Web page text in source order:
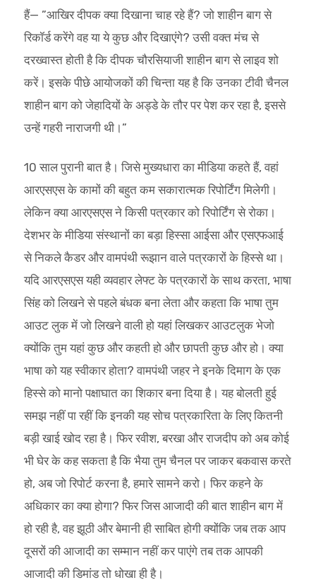
हैं— ”आखिर दीपक क्या दिखाना चाह रहे हैं? जो शाहीन बाग से
रिकॉर्ड करेंगे वह या ये कुछ और दिखाएंगे? उसी वक्त मंच से
दरख्वास्त होती है कि दीपक चौरसियाजी शाहीन बाग से लाइव शो
करें। इसके पीछे आयोजकों की चिन्ता यह है कि उनका टीवी चैनल
शाहीन बाग को जेहादियों के अड्डे के तौर पर पेश कर रहा है, इससे
उन्हें गहरी नाराजगी थी।”
10 साल पुरानी बात है। जिसे मुख्यधारा का मीडिया कहते हैं, वहां
आरएसएस के कामों की बहुत कम सकारात्मक रिपोर्टिंग मिलेगी।
लेकिन क्या आरएसएस ने किसी पत्रकार को रिपोर्टिंग से रोका।
देशभर के मीडिया संस्थानों का बड़ा हिस्सा आईसा और एसएफआई
से निकले कैडर और वामपंथी रूझान वाले पत्रकारों के हिस्से था।
यदि आरएसएस यही व्यवहार लेफ्ट के पत्रकारों के साथ करता, भाषा
सिंह को लिखने से पहले बंधक बना लेता और कहता कि भाषा तुम
आउट लुक में जो लिखने वाली हो यहां लिखकर आउटलुक भेजो
क्योंकि तुम यहां कुछ और कहती हो और छापती कुछ और हो। क्या
भाषा को यह स्वीकार होता? वामपंथी जहर ने इनके दिमाग के एक
हिस्से को मानो पक्षाघात का शिकार बना दिया है। यह बोलती हुई
समझ नहीं पा रहीं कि इनकी यह सोच पत्रकारिता के लिए कितनी
बड़ी खाई खोद रहा है। फिर रवीश, बरखा और राजदीप को अब कोई
भी घेर के कह सकता है कि भैया तुम चैनल पर जाकर बकवास करते
हो, अब जो रिपोर्ट करना है, हमारे सामने करो। फिर कहने के
अधिकार का क्या होगा? फिर जिस आजादी की बात शाहीन बाग में
हो रही है, वह झूठी और बेमानी ही साबित होगी क्योंकि जब तक आप
दूसरों की आजादी का सम्मान नहीं कर पाएंगे तब तक आपकी
आजादी की डिमांड तो धोखा ही है।